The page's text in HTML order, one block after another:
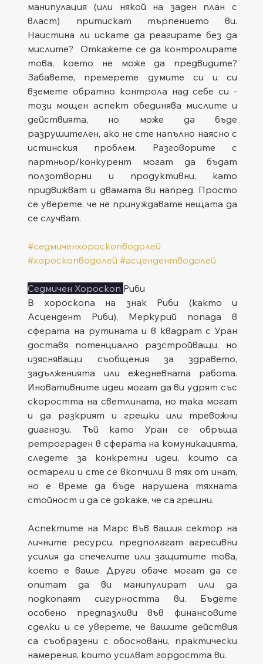
манипулация (или някой на заден план с
власт) притискат търпението ви.
Наистина ли искате да реагирате без да
мислите?  Откажете се да контролирате
това, което не може да предвидите?
Забавете, премерете думите си и си
вземете обратно контрола над себе си -
този мощен аспект обединява мислите и
действията, но може да бъде
разрушителен, ако не сте напълно наясно с
истинския проблем. Разговорите с
партньор/конкурент могат да бъдат
ползотворни и продуктивни, като
придвижват и двамата ви напред. Просто
се уверете, че не принуждавате нещата да
се случват.
#седмиченхороскопводолей
#хороскопводолей #асцендентводолей
Седмичен Хороскоп Риби
В хороскопа на знак Риби (както и
Асцендент Риби), Меркурий попада в
сферата на рутината и в квадрат с Уран
доставя потенциално разстройващи, но
изясняващи съобщения за здравето,
задълженията или ежедневната работа.
Иновативните идеи могат да ви удрят със
скоростта на светлината, но така могат
и да разкрият и грешки или тревожни
диагнози. Тъй като Уран се обръща
ретрограден в сферата на комуникацията,
следете за конкретни идеи, които са
oстарели и сте се вкопчили в тях от инат,
но е време да бъде нарушена тяхната
стойност и да се докаже, че са грешни.
Аспектите на Марс във вашия сектор на
личните ресурси, предполагат агресивни
усилия да спечелите или защитите това,
което е ваше. Други обаче могат да се
опитат да ви манипулират или да
подкопаят сигурността ви. Бъдете
особено предпазливи във финансовите
сделки и се уверете, че вашите действия
са съобразени с обосновани, практически
намерения, които усилват гордостта ви.